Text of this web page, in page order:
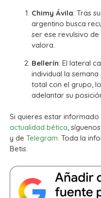
Chimy Ávila: Tras
argentino busca
ser ese revulsivo
valora.
Bellerín: El lateral
individual la
total con el grupo,
adelantar su
Si quieres estar
actualidad bética,
y de Telegram. Toda la
Betis.